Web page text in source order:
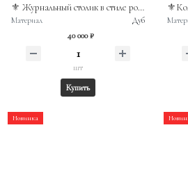
⚜️ Журнальный столик в стиле рококо из массива дуба. Бельгия
Материал Дуб
40 000 ₽
шт
Купить
Новинка